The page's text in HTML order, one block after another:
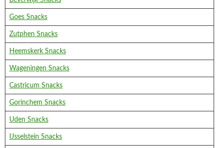
Goes Snacks
Zutphen Snacks
Heemskerk Snacks
Wageningen Snacks
Castricum Snacks
Gorinchem Snacks
Uden Snacks
IJsselstein Snacks